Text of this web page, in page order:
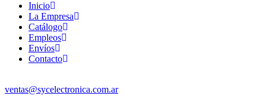
Inicio
La Empresa
Catálogo
Empleos
Envíos
Contacto
ventas@sycelectronica.com.ar